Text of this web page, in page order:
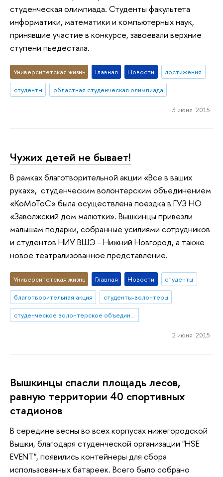
студенческая олимпиада. Студенты факультета
информатики, математики и компьютерных наук,
принявшие участие в конкурсе, завоевали верхние
ступени пьедестала.
Университетская жизнь Главная Новости
достижения
студенты
областная студенческая олимпиада
3 июня 2015
Чужих детей не бывает!
В рамках благотворительной акции «Все в ваших
руках», студенческим волонтерским объединением
«КоМоТоС» была осуществлена поездка в ГУЗ НО
«Заволжский дом малютки». Вышкинцы привезли
малышам подарки, собранные усилиями сотрудников
и студентов НИУ ВШЭ - Нижний Новгород, а также
новое театрализованное представление.
Университетская жизнь Главная Новости
студенты
благотворительная акция
студенты-волонтеры
студенческое волонтерское объединение "КоМоТоС"
2 июня 2015
Вышкинцы спасли площадь лесов,
равную территории 40 спортивных
стадионов
В середине весны во всех корпусах нижегородской
Вышки, благодаря студенческой организации "HSE
EVENT", появились контейнеры для сбора
использованных батареек. Всего было собрано